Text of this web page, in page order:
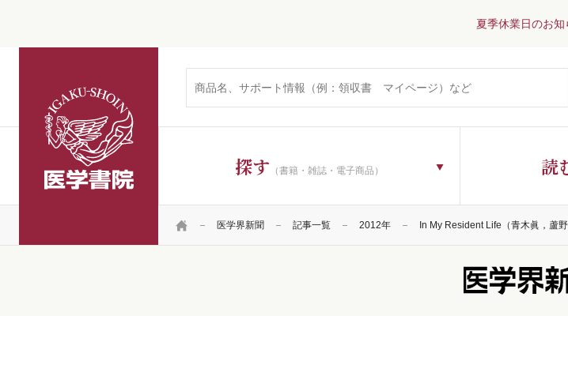
夏季休業日のお知
探す （書籍・雑誌・電子商品） 読
HOME 医学界新聞 記事一覧 2012年 In My Resident Life（青木眞，蘆